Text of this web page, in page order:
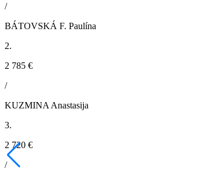
/
BÁTOVSKÁ F. Paulína
2.
2 785 €
/
KUZMINA Anastasija
3.
2 720 €
/